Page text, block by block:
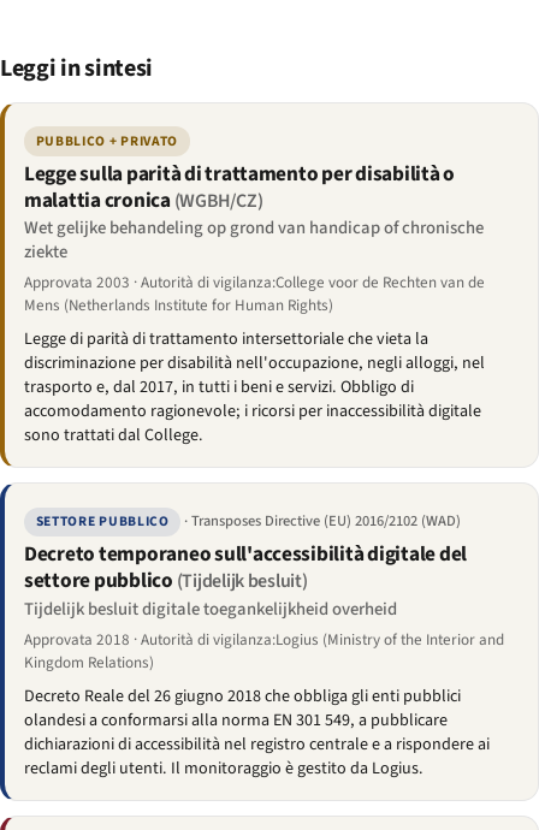
Leggi in sintesi
PUBBLICO + PRIVATO
Legge sulla parità di trattamento per disabilità o
malattia cronica (WGBH/CZ)
Wet gelijke behandeling op grond van handicap of chronische
ziekte
Approvata 2003 · Autorità di vigilanza:College voor de Rechten van de
Mens (Netherlands Institute for Human Rights)
Legge di parità di trattamento intersettoriale che vieta la
discriminazione per disabilità nell'occupazione, negli alloggi, nel
trasporto e, dal 2017, in tutti i beni e servizi. Obbligo di
accomodamento ragionevole; i ricorsi per inaccessibilità digitale
sono trattati dal College.
SETTORE PUBBLICO · Transposes Directive (EU) 2016/2102 (WAD)
Decreto temporaneo sull'accessibilità digitale del
settore pubblico (Tijdelijk besluit)
Tijdelijk besluit digitale toegankelijkheid overheid
Approvata 2018 · Autorità di vigilanza:Logius (Ministry of the Interior and
Kingdom Relations)
Decreto Reale del 26 giugno 2018 che obbliga gli enti pubblici
olandesi a conformarsi alla norma EN 301 549, a pubblicare
dichiarazioni di accessibilità nel registro centrale e a rispondere ai
reclami degli utenti. Il monitoraggio è gestito da Logius.